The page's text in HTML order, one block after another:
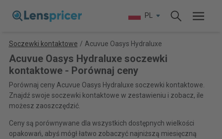
PL
Soczewki kontaktowe / Acuvue Oasys Hydraluxe
Acuvue Oasys Hydraluxe soczewki
kontaktowe - Porównaj ceny
Porównaj ceny Acuvue Oasys Hydraluxe soczewki kontaktowe.
Znajdź swoje soczewki kontaktowe w zestawieniu i zobacz, ile
możesz zaoszczędzić.
Ceny są porównywane dla wszystkich dostępnych wielkości
opakowań, abyś mógł łatwo zobaczyć najniższą miesięczną